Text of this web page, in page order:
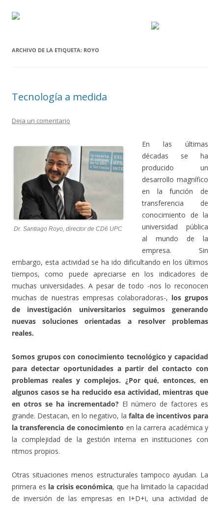
ARCHIVO DE LA ETIQUETA: ROYO
Tecnología a medida
Deja un comentario
Dr. Santiago Royo, director de CD6 UPC
En las últimas
décadas se ha
producido un
desarrollo magnífico
en la función de
transferencia de
conocimiento de la
universidad pública
al mundo de la
empresa. Sin
embargo, esta actividad se ha ido dificultando en los últimos
tiempos, como puede apreciarse en los indicadores de
muchas universidades. A pesar de todo -nos lo reconocen
muchas de nuestras empresas colaboradoras-, los grupos
de investigación universitarios seguimos generando
nuevas soluciones orientadas a resolver problemas
reales.
Somos grupos con conocimiento tecnológico y capacidad
para detectar oportunidades a partir del contacto con
problemas reales y complejos. ¿Por qué, entonces, en
algunos casos se ha reducido esa actividad, mientras que
en otros se ha incrementado? El número de factores es
grande. Destacan, en lo negativo, la falta de incentivos para
la transferencia de conocimiento en la carrera académica y
la complejidad de la gestión interna en instituciones con
ritmos propios.
Otras situaciones menos estructurales tampoco ayudan. La
primera es la crisis económica, que ha limitado la capacidad
de inversión de las empresas en I+D+i, una actividad de